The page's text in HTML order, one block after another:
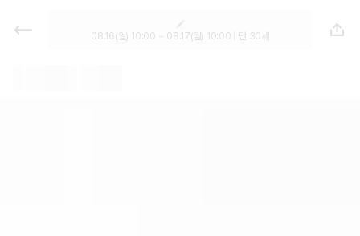
렌트카 - 경북 렌터카 가격비교, 최저
가 보장 1위 카모아
08.16(일) 10:00 ~ 08.17(월) 10:00 | 만 30세